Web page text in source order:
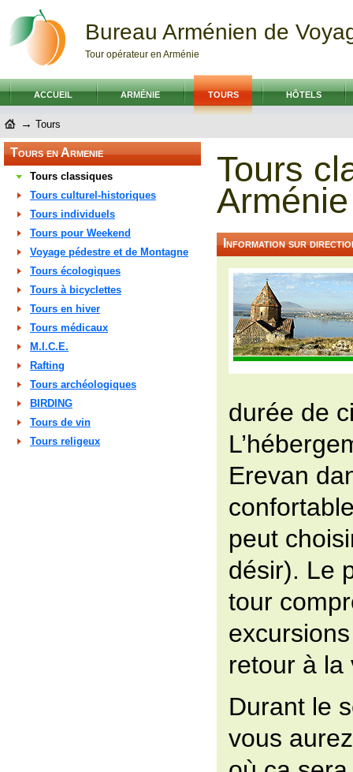
Bureau Arménien de
Tour opérateur en Arménie
ACCUEIL ARMÉNIE TOURS HÔTELS
→ Tours
Tours en Armenie
Tours classiques
Tours culturel-historiques
Tours individuels
Tours pour Weekend
Voyage pédestre et de Montagne
Tours écologiques
Tours à bicyclettes
Tours en hiver
Tours médicaux
M.I.C.E.
Rafting
Tours archéologiques
BIRDING
Tours de vin
Tours religeux
Tours
Arménie
Information sur
durée de
Erevan
peut
désir). Le
tour
retour à la
Durant le
vous